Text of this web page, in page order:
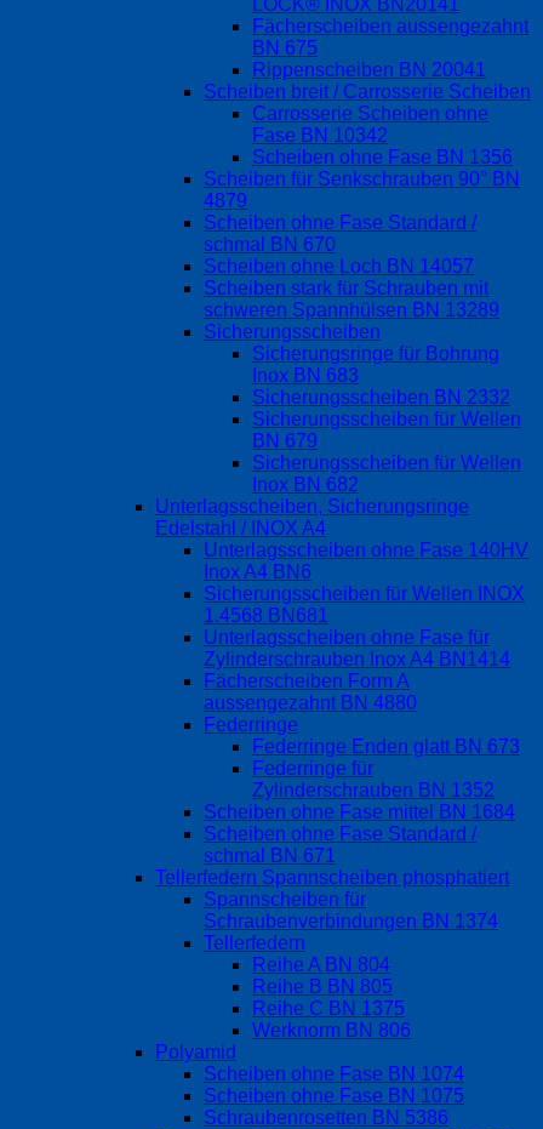
Fächerscheiben aussengezahnt
BN 675
Rippenscheiben BN 20041
Scheiben breit / Carrosserie Scheiben
Carrosserie Scheiben ohne
Fase BN 10342
Scheiben ohne Fase BN 1356
Scheiben für Senkschrauben 90° BN
4879
Scheiben ohne Fase Standard /
schmal BN 670
Scheiben ohne Loch BN 14057
Scheiben stark für Schrauben mit
schweren Spannhülsen BN 13289
Sicherungsscheiben
Sicherungsringe für Bohrung
Inox BN 683
Sicherungsscheiben BN 2332
Sicherungsscheiben für Wellen
BN 679
Sicherungsscheiben für Wellen
Inox BN 682
Unterlagsscheiben, Sicherungsringe
Edelstahl / INOX A4
Unterlagsscheiben ohne Fase 140HV
Inox A4 BN6
Sicherungsscheiben für Wellen INOX
1.4568 BN681
Unterlagsscheiben ohne Fase für
Zylinderschrauben Inox A4 BN1414
Fächerscheiben Form A
aussengezahnt BN 4880
Federringe
Federringe Enden glatt BN 673
Federringe für
Zylinderschrauben BN 1352
Scheiben ohne Fase mittel BN 1684
Scheiben ohne Fase Standard /
schmal BN 671
Tellerfedern Spannscheiben phosphatiert
Spannscheiben für
Schraubenverbindungen BN 1374
Tellerfedern
Reihe A BN 804
Reihe B BN 805
Reihe C BN 1375
Werknorm BN 806
Polyamid
Scheiben ohne Fase BN 1074
Scheiben ohne Fase BN 1075
Schraubenrosetten BN 5386